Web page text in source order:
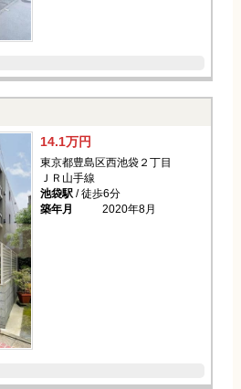
14.1万円
東京都豊島区西池袋２丁目
ＪＲ山手線
池袋駅/ 徒歩6分
築年月
2020年8月